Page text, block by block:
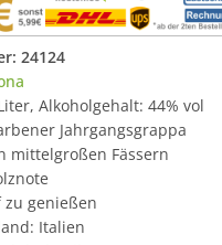
24124
Alkoholgehalt: 44% vol
Jahrgangsgrappa
mittelgroßen Fässern
zu genießen
Italien